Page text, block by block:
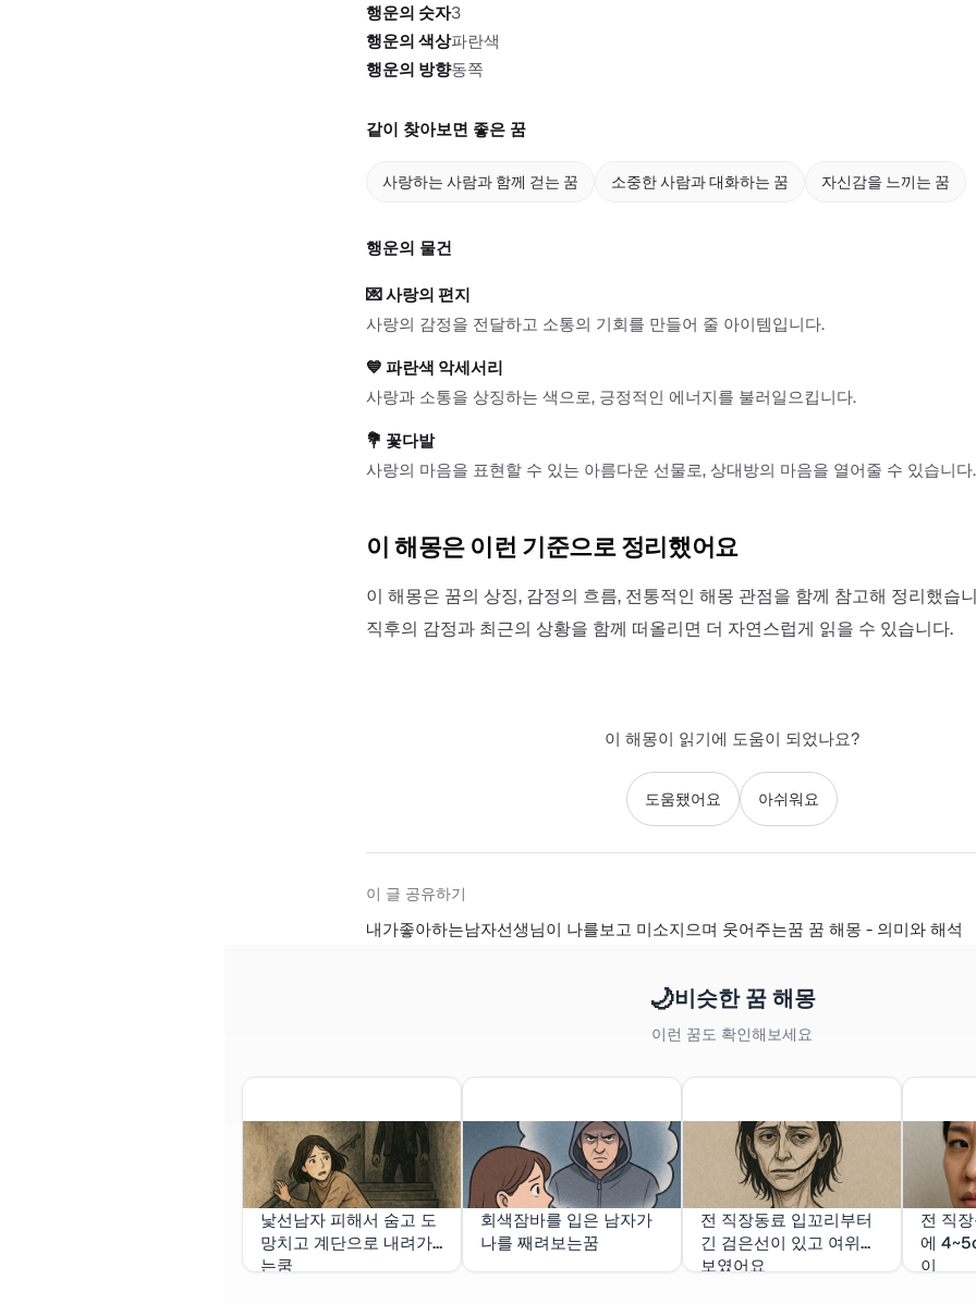
행운의 숫자3
행운의 색상파란색
행운의 방향동쪽
같이 찾아보면 좋은 꿈
사랑하는 사람과 함께 걷는 꿈 소중한 사람과 대화하는 꿈 자신감을 느끼는 꿈
행운의 물건
💌사랑의 편지
사랑의 감정을 전달하고 소통의 기회를 만들어 줄 아이템입니다.
💙 파란색 악세서리
사랑과 소통을 상징하는 색으로, 긍정적인 에너지를 불러일으킵니다.
💐 꽃다발
사랑의 마음을 표현할 수 있는 아름다운 선물로, 상대방의 마음을 열어줄 수 있습니다.
이 해몽은 이런 기준으로 정리했어요
이 해몽은 꿈의 상징, 감정의 흐름, 전통적인 해몽 관점을 함께 참고해 정리했습
직후의 감정과 최근의 상황을 함께 떠올리면 더 자연스럽게 읽을 수 있습니다.
이 해몽이 읽기에 도움이 되었나요?
도움됐어요 아쉬워요
이 글 공유하기
내가좋아하는남자선생님이 나를보고 미소지으며 웃어주는꿈 꿈 해몽 - 의미와 해석
🌙비슷한 꿈 해몽
이런 꿈도 확인해보세요
낯선남자 피해서 숨고 도
망치고 계단으로 내려가
는쿰
회색잠바를 입은 남자가
나를 째려보는꿈
전 직장동료 입꼬리부터
긴 검은선이 있고 여위어
보였어요
전 직
에
이